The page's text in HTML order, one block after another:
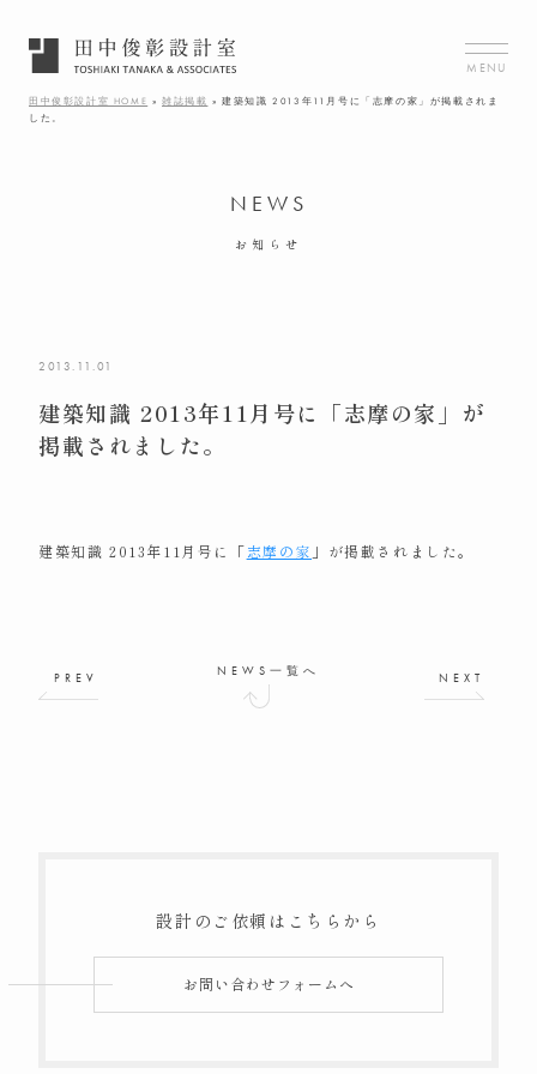
MENU
田中俊彰設計室 HOME »雑誌掲載 »建築知識 2013年11月号に「志摩の家」が掲載されま
した。
NEWS
お知らせ
2013.11.01
建築知識 2013年11月号に「志摩の家」が
掲載されました。
建築知識 2013年11月号に「 志摩の家 」が掲載されました。
PREV NEWS一覧へ NEXT
設計のご依頼はこちらから
お問い合わせフォームへ